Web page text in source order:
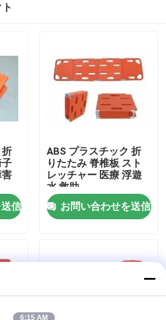
子
信
ABS プラスチック 折
りたたみ 脊椎板 スト
レッチャー 医療 浮遊
水 救助
お問い合わせを送信
6:15 AM